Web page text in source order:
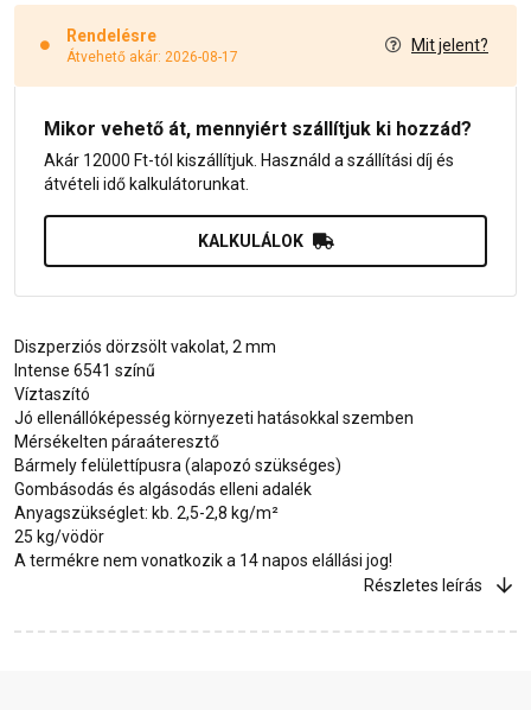
Rendelésre
Átvehető akár: 2026-08-17
Mit jelent?
Mikor vehető át, mennyiért szállítjuk ki hozzád?
Akár 12000 Ft-tól kiszállítjuk. Használd a szállítási díj és
átvételi idő kalkulátorunkat.
KALKULÁLOK
Diszperziós dörzsölt vakolat, 2 mm
Intense 6541 színű
Víztaszító
Jó ellenállóképesség környezeti hatásokkal szemben
Mérsékelten páraáteresztő
Bármely felülettípusra (alapozó szükséges)
Gombásodás és algásodás elleni adalék
Anyagszükséglet: kb. 2,5-2,8 kg/m²
25 kg/vödör
A termékre nem vonatkozik a 14 napos elállási jog!
Részletes leírás